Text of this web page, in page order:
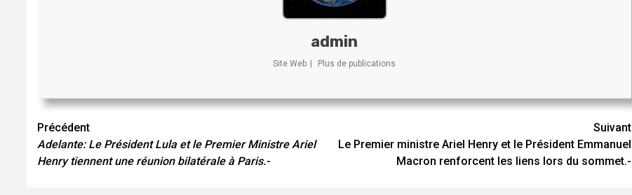
admin
Site Web Plus de publications
Navigation
d’article
Précédent
Adelante: Le Président Lula et le Premier Ministre Ariel
Henry tiennent une réunion bilatérale à Paris.-
Suivant
Le Premier ministre Ariel Henry et le Président Emmanuel
Macron renforcent les liens lors du sommet.-